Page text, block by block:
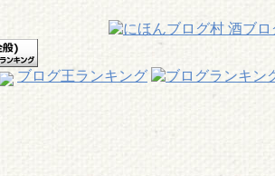
ブログ王ランキング